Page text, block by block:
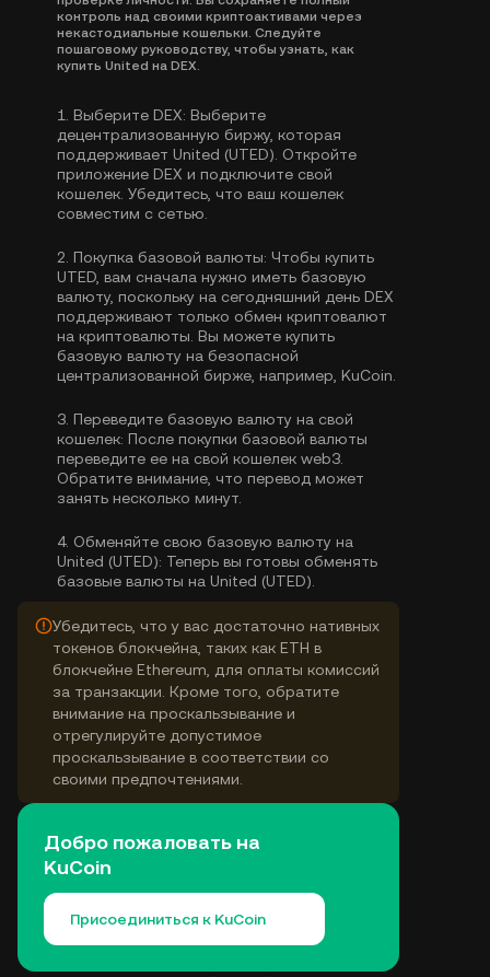
контроль над своими криптоактивами через
некастодиальные кошельки. Следуйте
пошаговому руководству, чтобы узнать, как
купить United на DEX.
1. Выберите DEX: Выберите
децентрализованную биржу, которая
поддерживает United (UTED). Откройте
приложение DEX и подключите свой
кошелек. Убедитесь, что ваш кошелек
совместим с сетью.
2. Покупка базовой валюты: Чтобы купить
UTED, вам сначала нужно иметь базовую
валюту, поскольку на сегодняшний день DEX
поддерживают только обмен криптовалют
на криптовалюты. Вы можете купить
базовую валюту на безопасной
централизованной бирже, например, KuCoin.
3. Переведите базовую валюту на свой
кошелек: После покупки базовой валюты
переведите ее на свой кошелек web3.
Обратите внимание, что перевод может
занять несколько минут.
4. Обменяйте свою базовую валюту на
United (UTED): Теперь вы готовы обменять
базовые валюты на United (UTED).
Убедитесь, что у вас достаточно нативных
токенов блокчейна, таких как ETH в
блокчейне Ethereum, для оплаты комиссий
за транзакции. Кроме того, обратите
внимание на проскальзывание и
отрегулируйте допустимое
проскальзывание в соответствии со
своими предпочтениями.
Добро пожаловать на
KuCoin
Присоединиться к KuCoin